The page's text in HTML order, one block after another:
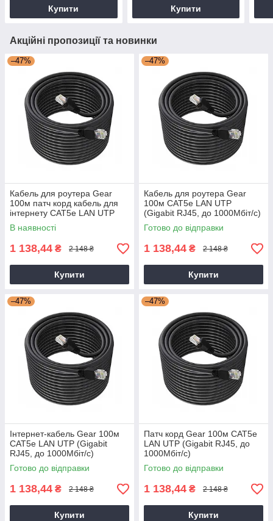
Купити Купити
Акційні пропозиції та новинки
–47%
Кабель для роутера Gear
100м патч корд кабель для
інтернету CAT5e LAN UTP
(Gigabit RJ45, до 1000Мбіт/с)
В наявності
1 138,44 ₴ 2 148 ₴
Купити
–47%
Кабель для роутера Gear
100м CAT5e LAN UTP
(Gigabit RJ45, до 1000Мбіт/с)
Готово до відправки
1 138,44 ₴ 2 148 ₴
Купити
–47%
Інтернет-кабель Gear 100м
CAT5e LAN UTP (Gigabit
RJ45, до 1000Мбіт/с)
Готово до відправки
1 138,44 ₴ 2 148 ₴
Купити
–47%
Патч корд Gear 100м CAT5e
LAN UTP (Gigabit RJ45, до
1000Мбіт/с)
Готово до відправки
1 138,44 ₴ 2 148 ₴
Купити